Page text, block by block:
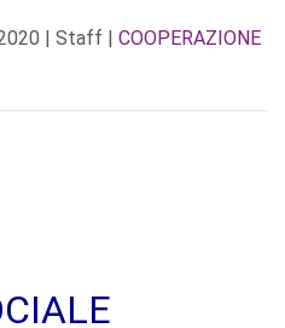
| Staff | COOPERAZIONE